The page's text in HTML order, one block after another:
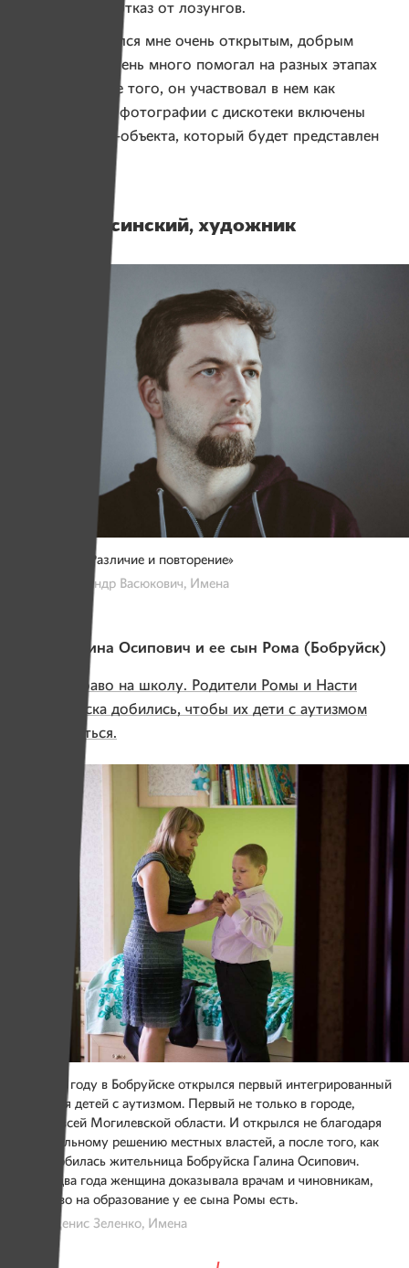
протест через отказ от лозунгов.
Михаил показался мне очень открытым, добрым
и чутким, он очень много помогал на разных этапах
проекта. Кроме того, он участвовал в нем как
фотограф, его фотографии с дискотеки включены
в создание арт-объекта, который будет представлен
Максим Ясинский, художник
Арт-объект «Различие и повторение»
Фото: Александр Васюкович, Имена
Герой: Галина Осипович и ее сын Рома (Бобруйск)
Право на школу. Родители Ромы и Насти
из Бобруйска добились, чтобы их дети с аутизмом
могли учиться.
В 2016-м году в Бобруйске открылся первый интегрированный
класс для детей с аутизмом. Первый не только в городе,
но и во всей Могилевской области. И открылся не благодаря
добровольному решению местных властей, а после того, как
этого добилась жительница Бобруйска Галина Осипович.
Целых два года женщина доказывала врачам и чиновникам,
что право на образование у ее сына Ромы есть.
Фото: Денис Зеленко, Имена